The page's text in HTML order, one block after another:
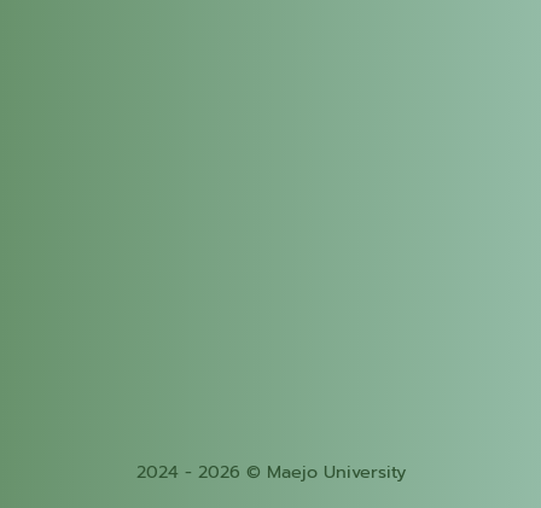
2024 - 2026 © Maejo University